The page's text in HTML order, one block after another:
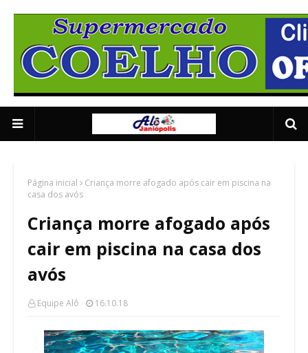
Página inicial
Criança morre afogado após cair em piscina na
casa dos avós
Criança morre afogado após
cair em piscina na casa dos
avós
Equipe Alô 16.10.18